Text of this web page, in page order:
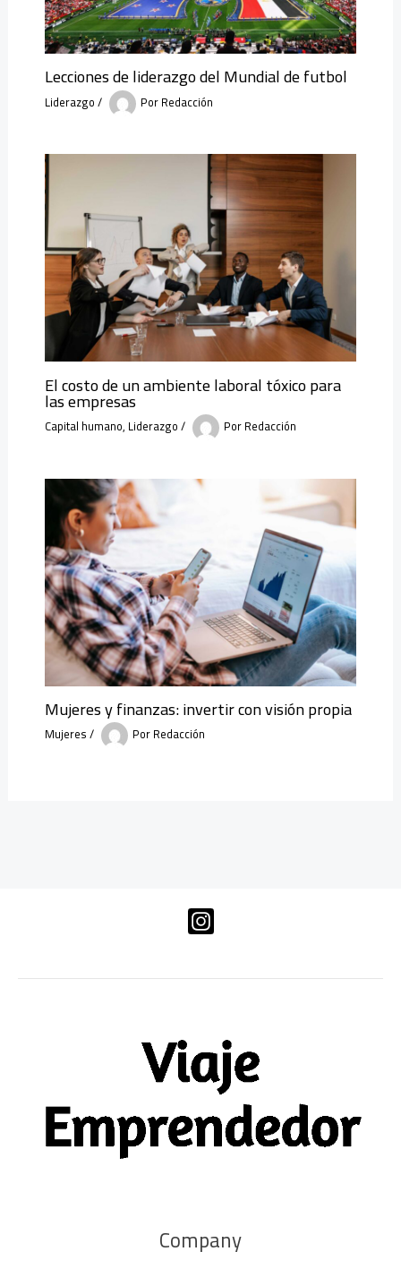
Lecciones de liderazgo del Mundial de futbol
Liderazgo/ PorRedacción
El costo de un ambiente laboral tóxico para
las empresas
Capital humano, Liderazgo/ PorRedacción
Mujeres y finanzas: invertir con visión propia
Mujeres/ PorRedacción
Company